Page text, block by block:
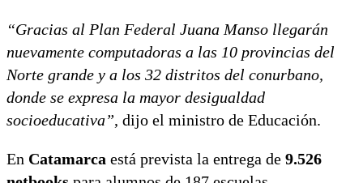
“Gracias al Plan Federal Juana Manso llegarán
nuevamente computadoras a las 10 provincias del
Norte grande y a los 32 distritos del conurbano,
donde se expresa la mayor desigualdad
socioeducativa”, dijo el ministro de Educación.
En Catamarca está prevista la entrega de 9.526